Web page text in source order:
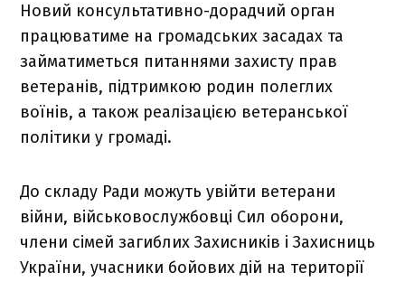
Новий консультативно-дорадчий орган
працюватиме на громадських засадах та
займатиметься питаннями захисту прав
ветеранів, підтримкою родин полеглих
воїнів, а також реалізацією ветеранської
політики у громаді.
До складу Ради можуть увійти ветерани
війни, військовослужбовці Сил оборони,
члени сімей загиблих Захисників і Захисниць
України, учасники бойових дій на території